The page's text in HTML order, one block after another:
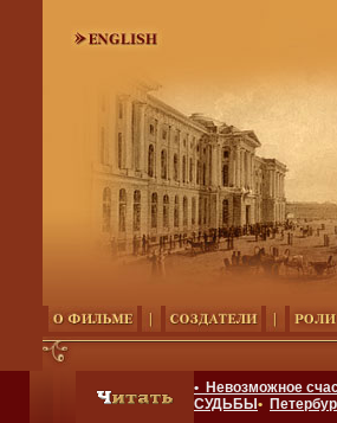
• Невозможное
СУДЬБЫ •